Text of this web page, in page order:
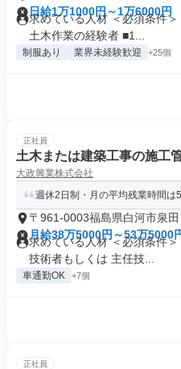
日給1万1000円～1万6000円
求めている人材 ＜必須条件
土木作業の経験者 ■1...
制服あり 業界未経験歓迎 +25個
正社員
土木または建築工事の施工
大政興業株式会社
週休2日制・月の平均残業時間
〒961-0003福島県白河市泉田
月給38万5000円～53万5000
求めている人材 ＜必須条件
技術者もしくは 主任技...
車通勤OK +7個
正社員